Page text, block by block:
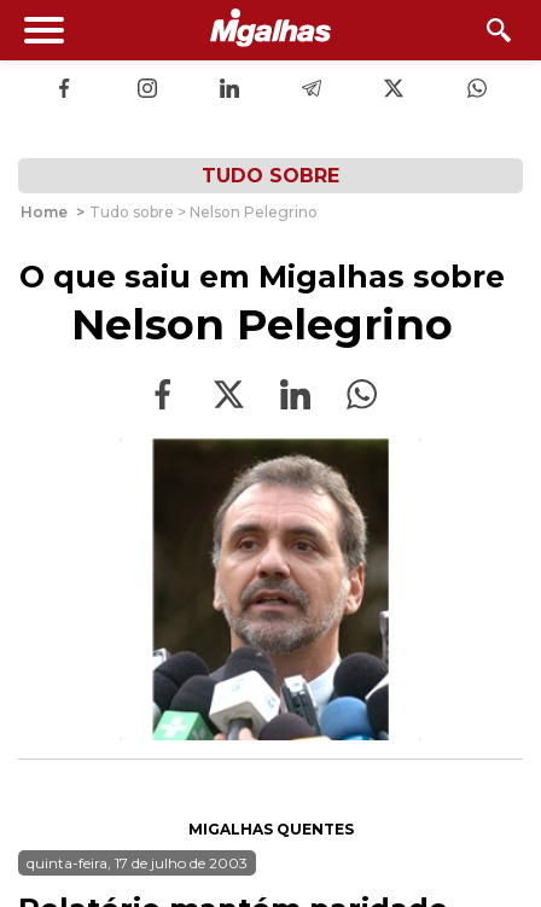
TUDO SOBRE
Home > Tudo sobre > Nelson Pelegrino
O que saiu em Migalhas sobre
Nelson Pelegrino
MIGALHAS QUENTES
quinta-feira, 17 de julho de 2003